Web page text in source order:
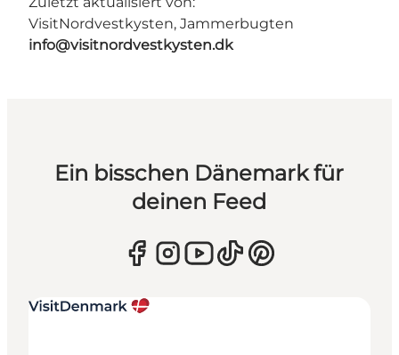
VisitNordvestkysten, Jammerbugten
info@visitnordvestkysten.dk
Ein bisschen Dänemark für
deinen Feed